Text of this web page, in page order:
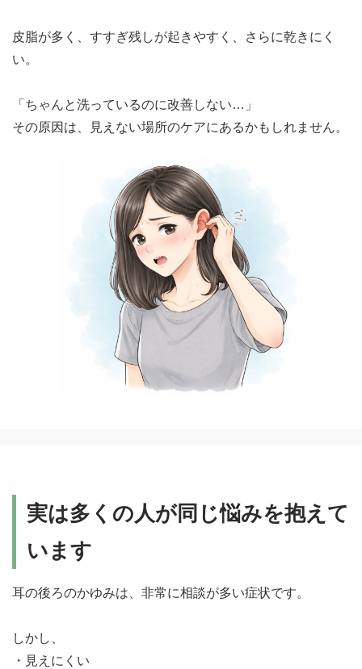
皮脂が多く、すすぎ残しが起きやすく、さらに乾きにく
い。
「ちゃんと洗っているのに改善しない…」
その原因は、見えない場所のケアにあるかもしれません。
実は多くの人が同じ悩みを抱えて
います
耳の後ろのかゆみは、非常に相談が多い症状です。
しかし、
・見えにくい